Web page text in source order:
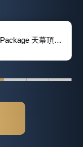
1首 行貨 Facelift 新款電子錶板 AMG Package 天幕頂 腳踢電尾冚 三記憶電座 Keyless 9-Tronic波箱 Carplay 後波鏡頭